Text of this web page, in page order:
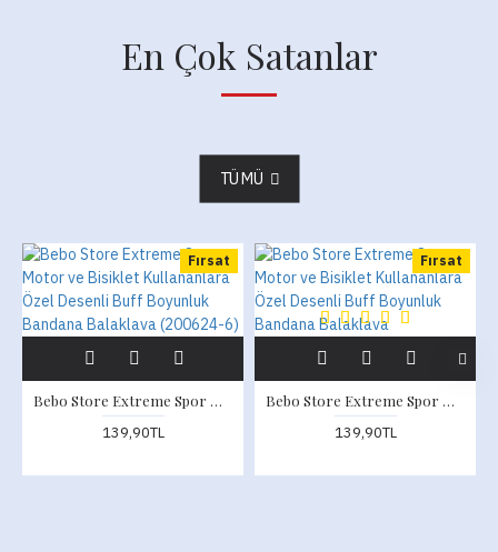
En Çok Satanlar
TÜMÜ
Fırsat
Bebo Store Extreme Spor Motor ve Bisiklet Kullananlara Özel Desenli Buff Boyunluk Bandana Balaklava (200624-6)
139,90TL
Fırsat
Bebo Store Extreme Spor Motor ve Bisiklet Kullananlara Özel Desenli Buff Boyunluk Bandana Balaklava
139,90TL